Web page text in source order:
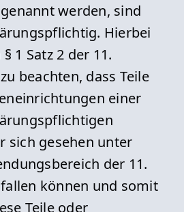
werden, sind
Hierbei
1 Satz 2 der 11.
beachten, dass Teile
einer
sich gesehen unter
der 11.
fallen können und somit
Teile oder